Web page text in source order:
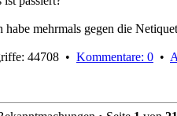
habe mehrmals gegen die
44708 • Kommentare: 0 •